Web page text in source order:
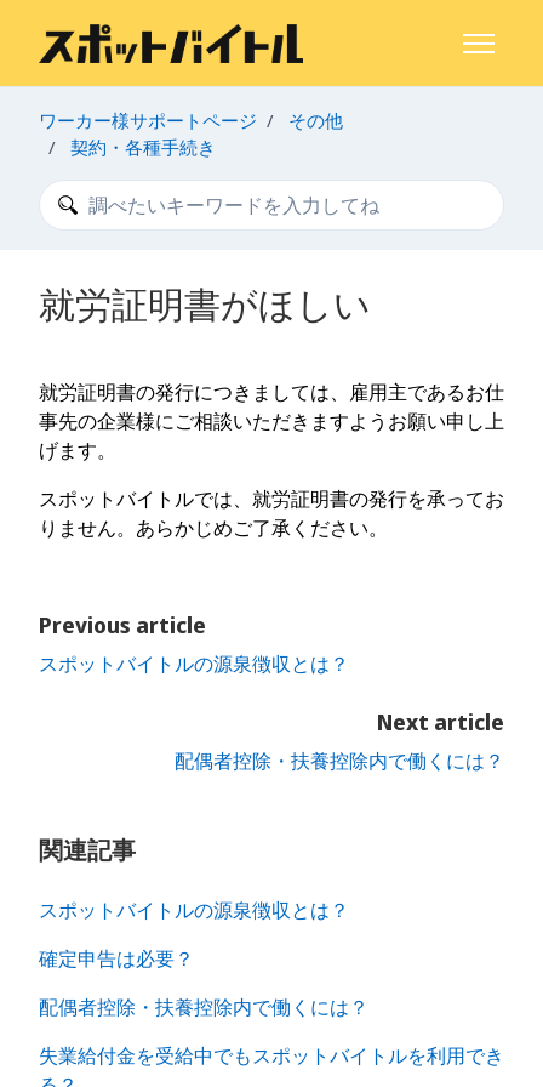
ナビゲ
ワーカー様サポートページ
その他
契約・各種手続き
検索
就労証明書がほしい
就労証明書の発行につきましては、雇用主であるお仕
事先の企業様にご相談いただきますようお願い申し上
げます。
スポットバイトルでは、就労証明書の発行を承ってお
りません。あらかじめご了承ください。
Previous article
スポットバイトルの源泉徴収とは？
Next article
配偶者控除・扶養控除内で働くには？
関連記事
スポットバイトルの源泉徴収とは？
確定申告は必要？
配偶者控除・扶養控除内で働くには？
失業給付金を受給中でもスポットバイトルを利用でき